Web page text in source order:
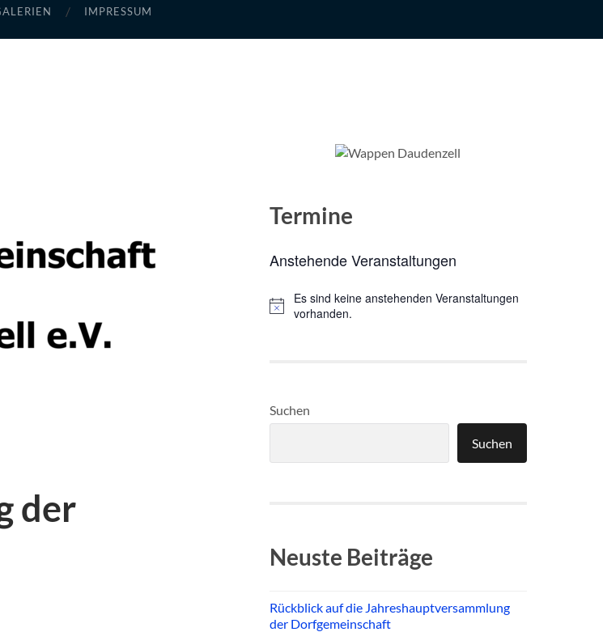
IMPRESSUM
der
Termine
Anstehende Veranstaltungen
Hinweis
Es sind keine anstehenden Veranstaltungen
vorhanden.
Suchen
Suchen
Neuste Beiträge
Rückblick auf die Jahreshauptversammlung
der Dorfgemeinschaft